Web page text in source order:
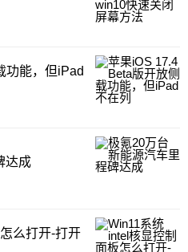
功能，但iPad
达成
么打开-打开